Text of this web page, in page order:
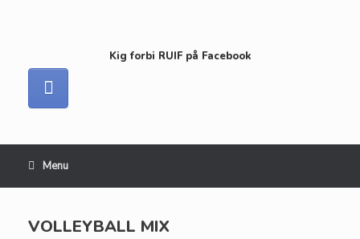
Kig forbi RUIF på Facebook
Menu
VOLLEYBALL MIX